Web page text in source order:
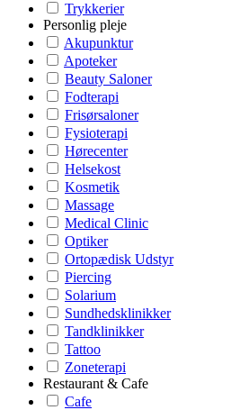
Trykkerier
Personlig pleje
Akupunktur
Apoteker
Beauty Saloner
Fodterapi
Frisørsaloner
Fysioterapi
Hørecenter
Helsekost
Kosmetik
Massage
Medical Clinic
Optiker
Ortopædisk Udstyr
Piercing
Solarium
Sundhedsklinikker
Tandklinikker
Tattoo
Zoneterapi
Restaurant & Cafe
Cafe